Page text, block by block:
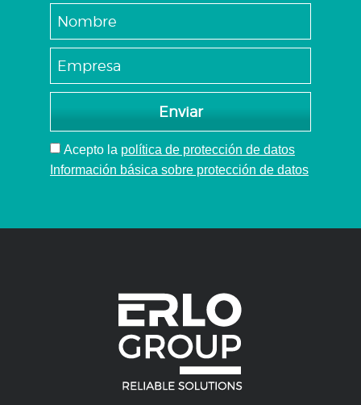
Enviar
Acepto la política de protección de datos
Información básica sobre protección de datos